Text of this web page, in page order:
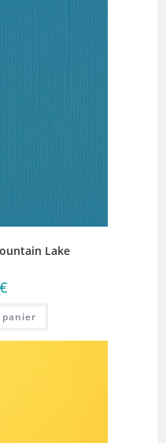
Lake